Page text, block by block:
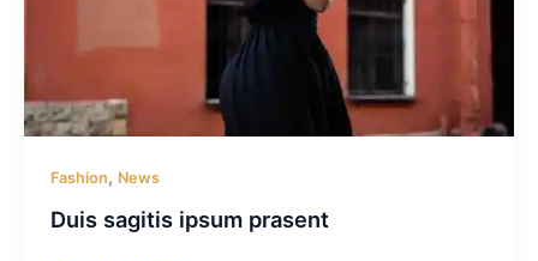
Fashion, News
Duis sagitis ipsum prasent